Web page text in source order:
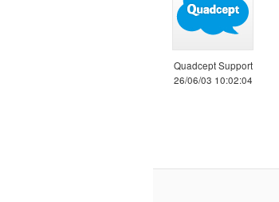
Quadcept Support
26/06/03 10:02:04